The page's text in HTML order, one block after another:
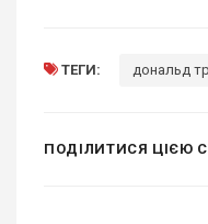
ТЕГИ: дональд
ПОДІЛИТИСЯ ЦІЄЮ